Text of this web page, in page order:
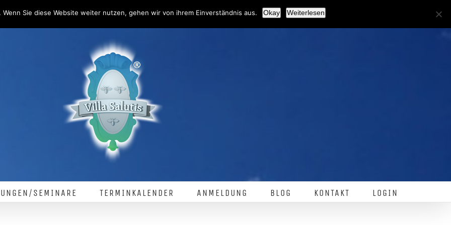
Facebook
SEMINARE TERMINKALENDER ANMELDUNG BLOG KONTAKT LOGIN
Sie diese Website weiter nutzen, gehen wir von ihrem Einverständnis aus. Okay Weiterlesen